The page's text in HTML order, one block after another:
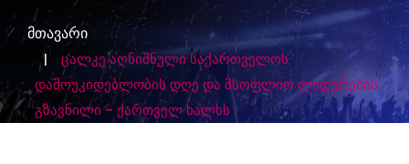
მთავარი
ცალკე აღნიშნული საქართველოს
დამოუკიდებლობის დღე და მსოფლიო ლიდერების
გზავნილი – ქართველ ხალხს